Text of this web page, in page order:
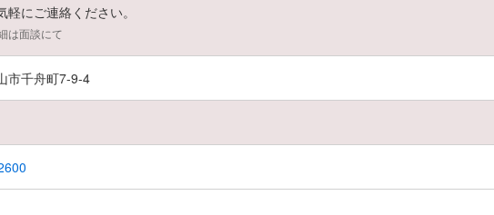
軽にご連絡ください。
は面談にて
市千舟町7-9-4